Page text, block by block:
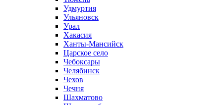
Удмуртия
Ульяновск
Урал
Хакасия
Ханты-Мансийск
Царское село
Чебоксары
Челябинск
Чехов
Чечня
Шахматово